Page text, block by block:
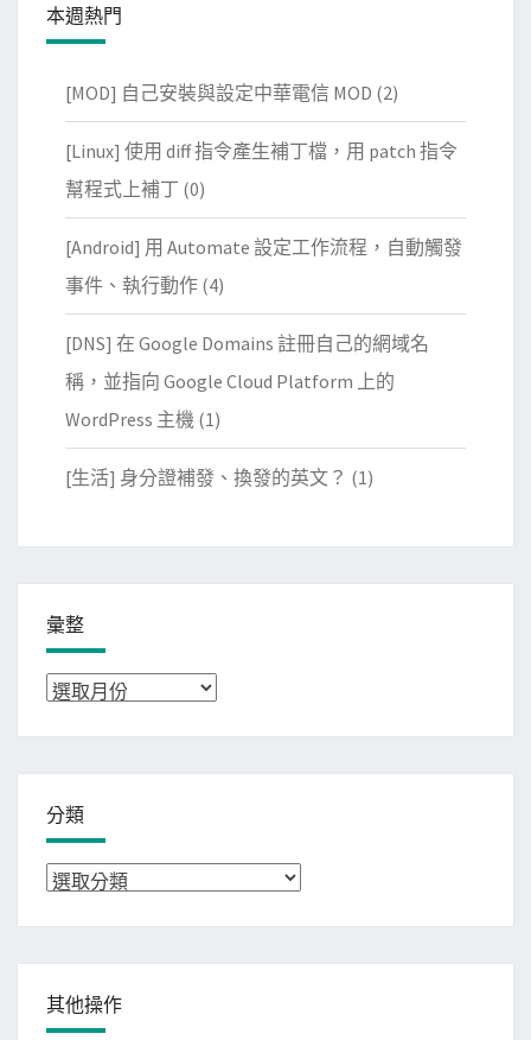
本週熱門
[MOD] 自己安裝與設定中華電信 MOD (2)
[Linux] 使用 diff 指令產生補丁檔，用 patch 指令
幫程式上補丁 (0)
[Android] 用 Automate 設定工作流程，自動觸發
事件、執行動作 (4)
[DNS] 在 Google Domains 註冊自己的網域名
稱，並指向 Google Cloud Platform 上的
WordPress 主機 (1)
[生活] 身分證補發、換發的英文？ (1)
彙整
彙
分類
分
其他操作